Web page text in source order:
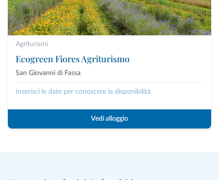
Agriturismi
Ecogreen Fiores Agriturismo
San Giovanni di Fassa
Inserisci le date per conoscere la disponibilità
Vedi alloggio